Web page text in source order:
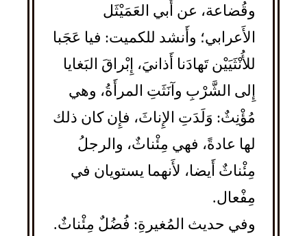
وقُضاعة، عن أَبي العَمَيْثَل
الأَعرابي؛ وأَنشد للكميت: فيا عَجَبا
للأُنْثَيَيْن تَهادَنا أَذانيَ، إِبْراقَ البَغايا
إِلى الشَّرْبِ وآنَثَتِ المرأَةُ، وهي
مُؤْنِثٌ: وَلَدَتِ الإِناثَ، فإِن كان ذلك
لها عادةً، فهي مِئْناثٌ، والرجلُ
مِئْناثٌ أَيضا، لأَنهما يستويان في
مِفْعال.
وفي حديث المُغيرةِ: فُضُلٌ مِئْناثٌ.